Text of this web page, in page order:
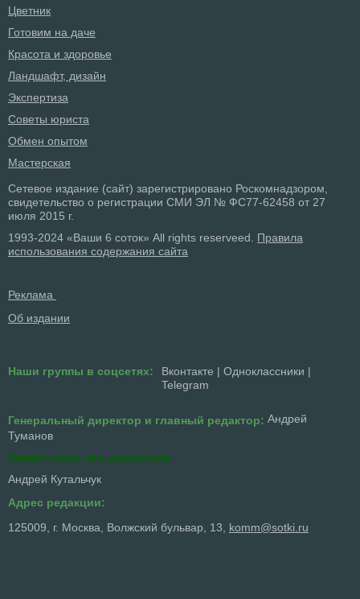
Цветник
Готовим на даче
Красота и здоровье
Ландшафт, дизайн
Экспертиза
Советы юриста
Обмен опытом
Мастерская
Сетевое издание (сайт) зарегистрировано Роскомнадзором,
свидетельство о регистрации СМИ ЭЛ № ФС77-62458 от 27
июля 2015 г.
1993-2024 «Ваши 6 соток» All rights reserveed. Правила
использования содержания сайта
Реклама
Об издании
Наши группы в соцсетях: Вконтакте | Одноклассники |
Telegram
Генеральный директор и главный редактор: Андрей
Туманов
Заместитель ген. директора
Андрей Кутальчук
Адрес редакции:
125009, г. Москва, Волжский бульвар, 13, komm@sotki.ru